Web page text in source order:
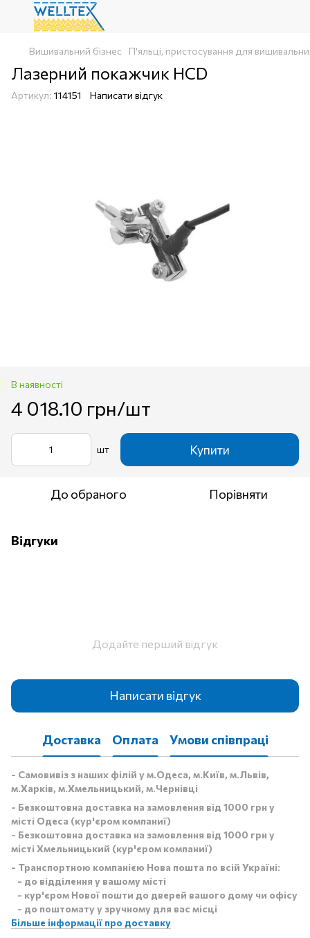
Вишивальний бізнес П'яльці, пристосування для
Лазерний покажчик HCD
Артикул: 114151 Написати відгук
В наявності
4 018.10 грн/шт
шт Купити
До обраного Порівняти
Відгуки
Додайте перший відгук
Написати відгук
Доставка Оплата Умови співпраці
- Самовивіз з наших філій у м.Одеса, м.Київ, м.Львів,
м.Харків, м.Хмельницький, м.Чернівці
- Безкоштовна доставка на замовлення від 1000 грн у
місті Одеса (кур'єром компаниї)
- Безкоштовна доставка на замовлення від 1000 грн у
місті Хмельницький (кур'єром компаниї)
- Транспортною компанією Нова пошта по всій Україні:
- до відділення у вашому місті
- кур'єром Нової пошти до дверей вашого дому чи офісу
- до поштомату у зручному для вас місці
Більше інформації про доставку